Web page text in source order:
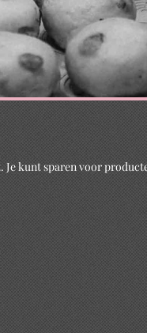
Je kunt sparen voor